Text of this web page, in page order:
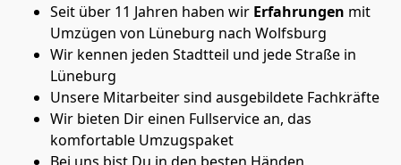
Seit über 11 Jahren haben wir Erfahrungen mit
Umzügen von Lüneburg nach Wolfsburg
Wir kennen jeden Stadtteil und jede Straße in
Lüneburg
Unsere Mitarbeiter sind ausgebildete Fachkräfte
Wir bieten Dir einen Fullservice an, das
komfortable Umzugspaket